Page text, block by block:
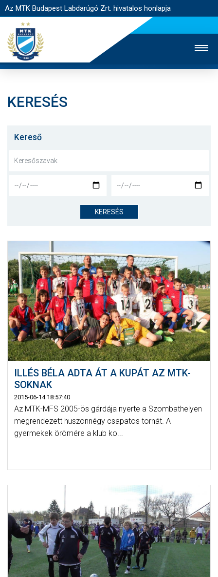
Az MTK Budapest Labdarúgó Zrt. hivatalos honlapja
JEGYÉRTÉKESÍTÉS
NYITÓLAP
CSAPATOK
KLUB
GALÉRIA
SZURKOLÓI ÉLMÉNYEK
AKKREDITÁCIÓ
KERESÉS
Kereső
KERESÉS
ILLÉS BÉLA ADTA ÁT A KUPÁT AZ MTK-
SOKNAK
2015-06-14 18:57:40
Az MTK-MFS 2005-ös gárdája nyerte a Szombathelyen
megrendezett huszonnégy csapatos tornát. A
gyermekek örömére a klub ko...